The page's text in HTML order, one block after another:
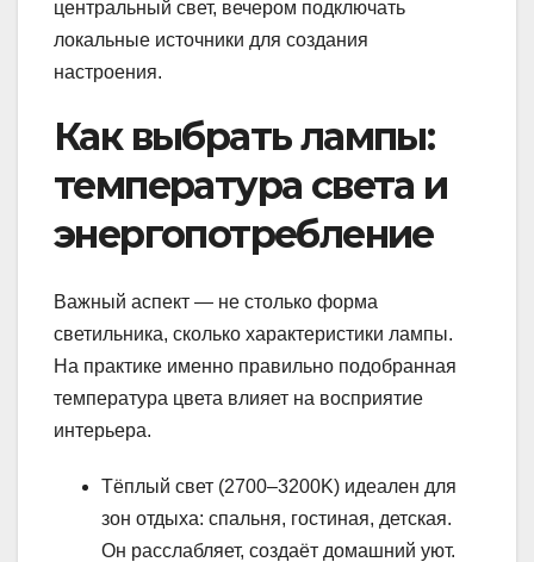
центральный свет, вечером подключать
локальные источники для создания
настроения.
Как выбрать лампы:
температура света и
энергопотребление
Важный аспект — не столько форма
светильника, сколько характеристики лампы.
На практике именно правильно подобранная
температура цвета влияет на восприятие
интерьера.
Тёплый свет (2700–3200K) идеален для
зон отдыха: спальня, гостиная, детская.
Он расслабляет, создаёт домашний уют.